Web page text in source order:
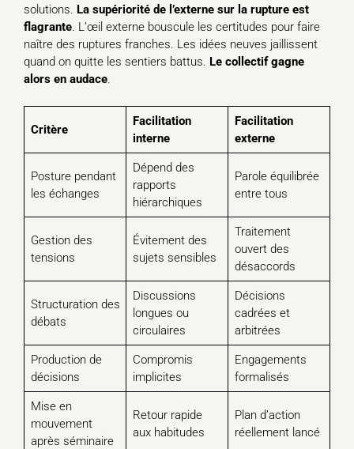
solutions. La supériorité de l’externe sur la rupture est
flagrante. L’œil externe bouscule les certitudes pour faire
naître des ruptures franches. Les idées neuves jaillissent
quand on quitte les sentiers battus. Le collectif gagne
alors en audace.
Critère
Facilitation
interne
Facilitation
externe
Posture pendant
les échanges
Dépend des
rapports
hiérarchiques
Parole équilibrée
entre tous
Gestion des
tensions
Évitement des
sujets sensibles
Traitement
ouvert des
désaccords
Structuration des
débats
Discussions
longues ou
circulaires
Décisions
cadrées et
arbitrées
Production de
décisions
Compromis
implicites
Engagements
formalisés
Mise en
mouvement
après séminaire
Retour rapide
aux habitudes
Plan d’action
réellement lancé